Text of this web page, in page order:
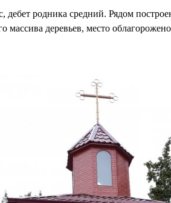
дебет родника средний. Рядом
деревьев, место